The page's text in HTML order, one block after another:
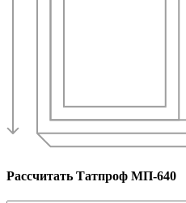
Рассчитать Татпроф МП-640